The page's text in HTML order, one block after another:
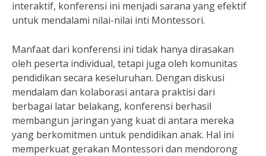
interaktif, konferensi ini menjadi sarana yang efektif
untuk mendalami nilai-nilai inti Montessori.
Manfaat dari konferensi ini tidak hanya dirasakan
oleh peserta individual, tetapi juga oleh komunitas
pendidikan secara keseluruhan. Dengan diskusi
mendalam dan kolaborasi antara praktisi dari
berbagai latar belakang, konferensi berhasil
membangun jaringan yang kuat di antara mereka
yang berkomitmen untuk pendidikan anak. Hal ini
memperkuat gerakan Montessori dan mendorong